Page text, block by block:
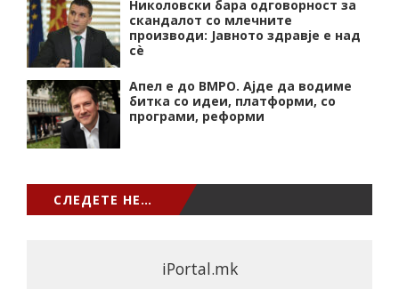
Николовски бара одговорност за
скандалот со млечните
производи: Јавното здравје е над
сѐ
Апел е до ВМРО. Ајде да водиме
битка со идеи, платформи, со
програми, реформи
СЛЕДЕТЕ НЕ…
iPortal.mk